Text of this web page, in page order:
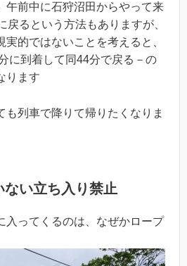
午前中に石狩沼田からやって来
戻るという方法もありますが、
的ではないことを考えると、
に到着して同44分で戻る－の
ります
も列車で降りて帰りたくなりま
ない立ち入り禁止
入ってくるのは、なぜかロープ